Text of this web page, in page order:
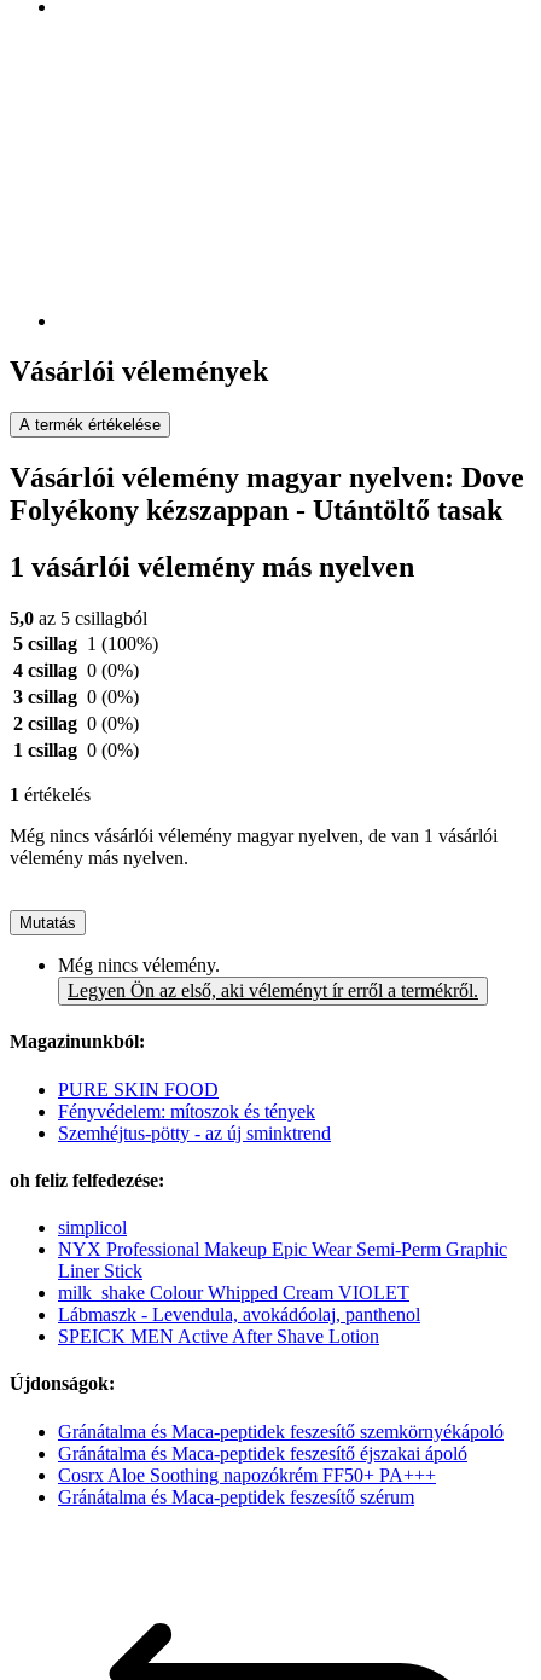
Vásárlói vélemények
A termék értékelése
Vásárlói vélemény magyar nyelven: Dove
Folyékony kézszappan - Utántöltő tasak
1 vásárlói vélemény más nyelven
5,0 az 5 csillagból
5 csillag 1 (100%)
4 csillag 0 (0%)
3 csillag 0 (0%)
2 csillag 0 (0%)
1 csillag 0 (0%)
1 értékelés
Még nincs vásárlói vélemény magyar nyelven, de van 1 vásárlói
vélemény más nyelven.
Mutatás
Még nincs vélemény.
Legyen Ön az első, aki véleményt ír erről a termékről.
Magazinunkból:
PURE SKIN FOOD
Fényvédelem: mítoszok és tények
Szemhéjtus-pötty - az új sminktrend
oh feliz felfedezése:
simplicol
NYX Professional Makeup Epic Wear Semi-Perm Graphic
Liner Stick
milk_shake Colour Whipped Cream VIOLET
Lábmaszk - Levendula, avokádóolaj, panthenol
SPEICK MEN Active After Shave Lotion
Újdonságok:
Gránátalma és Maca-peptidek feszesítő szemkörnyékápoló
Gránátalma és Maca-peptidek feszesítő éjszakai ápoló
Cosrx Aloe Soothing napozókrém FF50+ PA+++
Gránátalma és Maca-peptidek feszesítő szérum